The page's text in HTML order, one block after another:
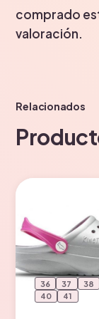
comprado
valoración.
Relacionados
36 37 38
40
41